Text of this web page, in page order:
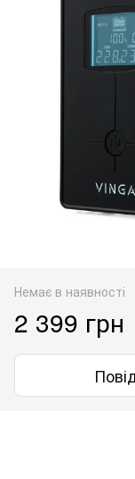
Немає в наявності
2 399 грн